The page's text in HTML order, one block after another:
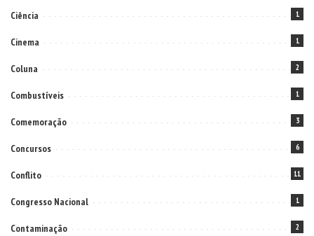
Ciência 1
Cinema 1
Coluna 2
Combustíveis 1
Comemoração 3
Concursos 6
Conflito 11
Congresso Nacional 1
Contaminação 2